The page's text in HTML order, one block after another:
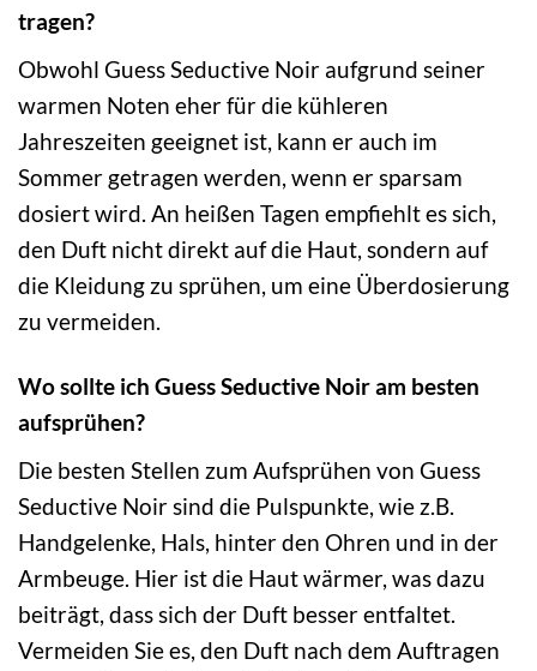
tragen?
Obwohl Guess Seductive Noir aufgrund seiner
warmen Noten eher für die kühleren
Jahreszeiten geeignet ist, kann er auch im
Sommer getragen werden, wenn er sparsam
dosiert wird. An heißen Tagen empfiehlt es sich,
den Duft nicht direkt auf die Haut, sondern auf
die Kleidung zu sprühen, um eine Überdosierung
zu vermeiden.
Wo sollte ich Guess Seductive Noir am besten
aufsprühen?
Die besten Stellen zum Aufsprühen von Guess
Seductive Noir sind die Pulspunkte, wie z.B.
Handgelenke, Hals, hinter den Ohren und in der
Armbeuge. Hier ist die Haut wärmer, was dazu
beiträgt, dass sich der Duft besser entfaltet.
Vermeiden Sie es, den Duft nach dem Auftragen